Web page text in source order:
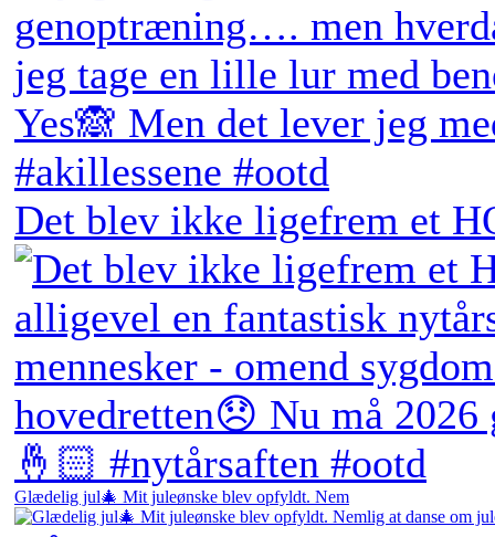
Det blev ikke ligefrem et
Glædelig jul🎄 Mit juleønske blev opfyldt. Nem